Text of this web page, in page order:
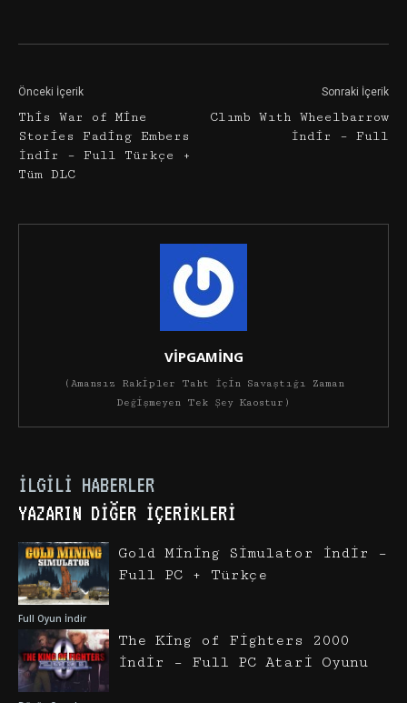
Önceki İçerik
This War of Mine
Stories Fading Embers
İndir – Full Türkçe +
Tüm DLC
Sonraki İçerik
Clımb Wıth Wheelbarrow
İndir – Full
VİPGAMİNG
(Amansız Rakipler Taht İçin Savaştığı Zaman
Değişmeyen Tek Şey Kaostur)
İLGILI HABERLER
YAZARIN DIĞER İÇERIKLERI
Full Oyun İndir
Gold Mining Simulator İndir –
Full PC + Türkçe
The King of Fighters 2000
İndir – Full PC Atari Oyunu